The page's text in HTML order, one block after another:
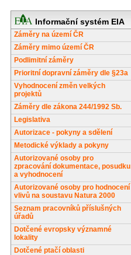
Informační systém EIA
Záměry na území ČR
Záměry mimo území ČR
Podlimitní záměry
Prioritní dopravní záměry dle §23a
Vyhodnocení změn velkých
projektů
Záměry dle zákona 244/1992 Sb.
Legislativa
Autorizace - pokyny a sdělení
Metodické výklady a pokyny
Autorizované osoby pro
zpracování dokumentace, posudku
a vyhodnocení
Autorizované osoby pro hodnocení
vlivů na soustavu Natura 2000
Seznam pracovníků příslušných
úřadů
Dotčené evropsky významné
lokality
Dotčené ptačí oblasti